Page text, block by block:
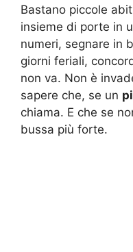
Bastano piccole
insieme di porte in
numeri, segnare in
giorni feriali,
non va. Non è
sapere che, se un
chiama. E che se
bussa più forte.